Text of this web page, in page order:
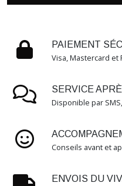
PAIEMENT
Visa, Mastercard et
SERVICE
Disponible par
Conseils avant et
ENVOIS DU